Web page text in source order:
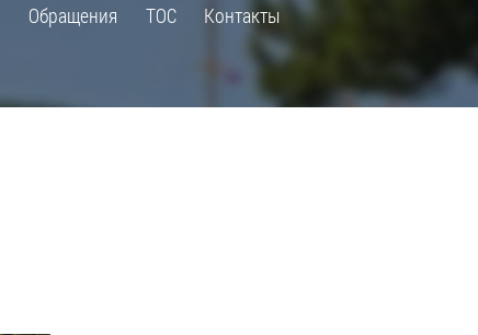
Обращения ТОС Контакты
Экспертиза действующих
нормативных правовых актов
Оценка применения